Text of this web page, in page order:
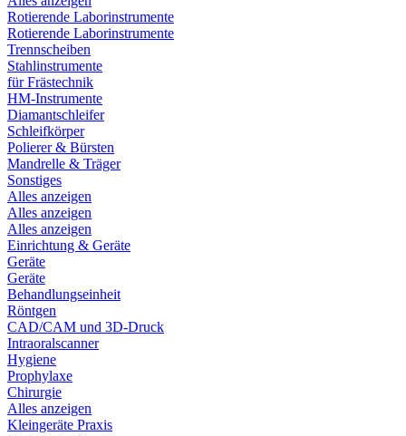
Rotierende Laborinstrumente
Rotierende Laborinstrumente
Trennscheiben
Stahlinstrumente
für Frästechnik
HM-Instrumente
Diamantschleifer
Schleifkörper
Polierer & Bürsten
Mandrelle & Träger
Sonstiges
Alles anzeigen
Alles anzeigen
Alles anzeigen
Einrichtung & Geräte
Geräte
Geräte
Behandlungseinheit
Röntgen
CAD/CAM und 3D-Druck
Intraoralscanner
Hygiene
Prophylaxe
Chirurgie
Alles anzeigen
Kleingeräte Praxis